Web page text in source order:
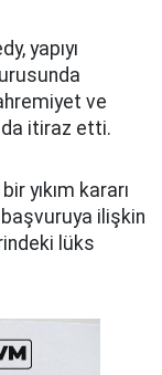
yapıyı
ve
itiraz etti.
yıkım kararı
başvuruya ilişkin
lüks